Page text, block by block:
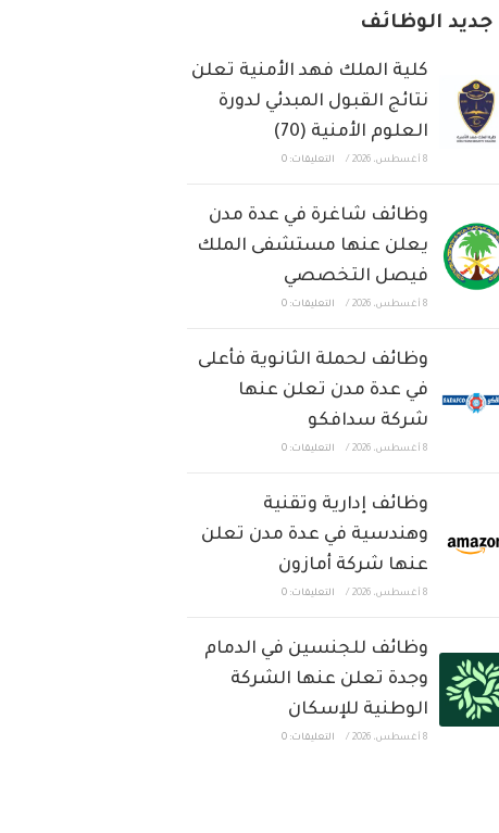
جديد الوظائف
كلية الملك فهد الأمنية تعلن
نتائج القبول المبدئي لدورة
العلوم الأمنية (70)
8 أغسطس، 2026 / التعليقات: 0
وظائف شاغرة في عدة مدن
يعلن عنها مستشفى الملك
فيصل التخصصي
8 أغسطس، 2026 / التعليقات: 0
وظائف لحملة الثانوية فأعلى
في عدة مدن تعلن عنها
شركة سدافكو
8 أغسطس، 2026 / التعليقات: 0
وظائف إدارية وتقنية
وهندسية في عدة مدن تعلن
عنها شركة أمازون
8 أغسطس، 2026 / التعليقات: 0
وظائف للجنسين في الدمام
وجدة تعلن عنها الشركة
الوطنية للإسكان
8 أغسطس، 2026 / التعليقات: 0